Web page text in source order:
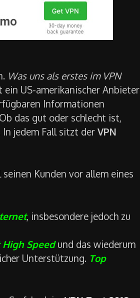
Was uns als erstes im VPN
ein US-amerikanischer Anbieter
Informationen
das gut oder schlecht ist,
jedem Fall sitzt der VPN
Kunden vor allem eines
, insbesondere jedoch zu
Speedund das wiederum
Unterstützung. Top